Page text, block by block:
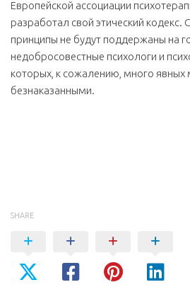
Европейской ассоциации
разработал свой этический кодекс.
принципы не будут поддержаны на
недобросовестные психологи и
которых, к сожалению, много явных
безнаказанными.
SHARE